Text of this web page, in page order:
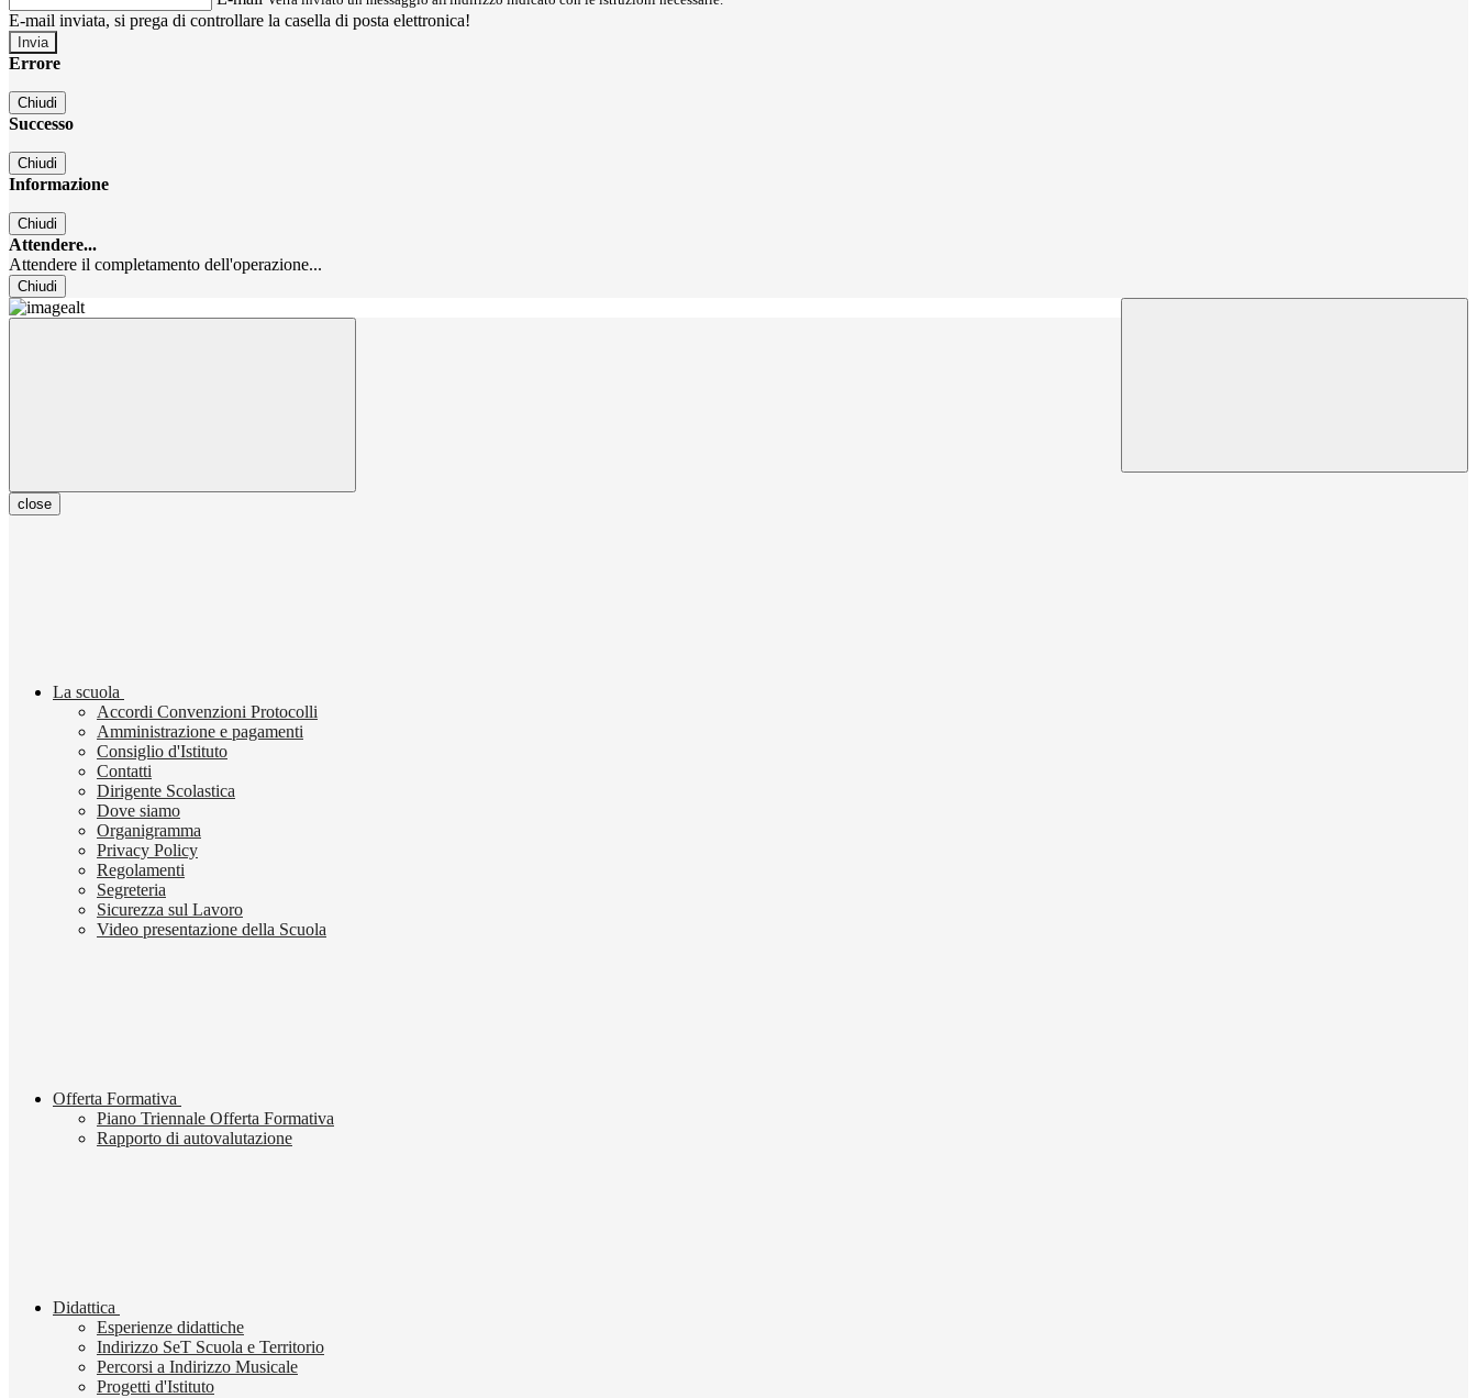
E-mail inviata, si prega di controllare la casella di posta elettronica!
Errore
Chiudi
Successo
Chiudi
Informazione
Chiudi
Attendere...
Attendere il completamento dell'operazione...
Chiudi
close
La scuola
Accordi Convenzioni Protocolli
Amministrazione e pagamenti
Consiglio d'Istituto
Contatti
Dirigente Scolastica
Dove siamo
Organigramma
Privacy Policy
Regolamenti
Segreteria
Sicurezza sul Lavoro
Video presentazione della Scuola
Offerta Formativa
Piano Triennale Offerta Formativa
Rapporto di autovalutazione
Didattica
Esperienze didattiche
Indirizzo SeT Scuola e Territorio
Percorsi a Indirizzo Musicale
Progetti d'Istituto